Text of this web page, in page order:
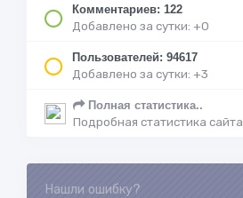
Комментариев: 122
Добавлено за сутки: +0
Пользователей: 94617
Добавлено за сутки: +3
Полная статистика..
Подробная статистика сайта
Нашли ошибку?